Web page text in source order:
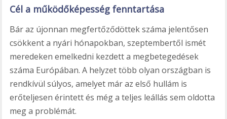
Cél a működőképesség fenntartása
Bár az újonnan megfertőződöttek száma jelentősen
csökkent a nyári hónapokban, szeptembertől ismét
meredeken emelkedni kezdett a megbetegedések
száma Európában. A helyzet több olyan országban is
rendkívül súlyos, amelyet már az első hullám is
erőteljesen érintett és még a teljes leállás sem oldotta
meg a problémát.